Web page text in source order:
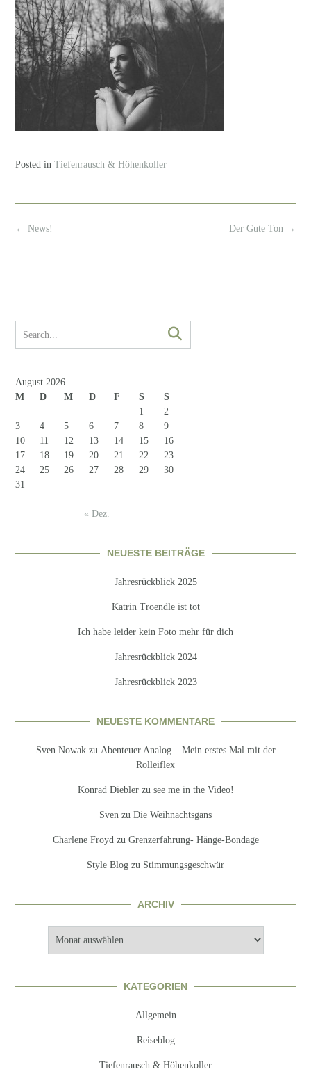
Posted in Tiefenrausch & Höhenkoller
Post
Der Gute Ton →
← News!
August 2026
M
D M D F S
S
1
2
3
4 5 6 7 8
9
10
11 12 13 14 15
16
17
18 19 20 21 22
23
24
25 26 27 28 29
30
31
« Dez.
NEUESTE BEITRÄGE
Jahresrückblick 2025
Katrin Troendle ist tot
Ich habe leider kein Foto mehr für dich
Jahresrückblick 2024
Jahresrückblick 2023
NEUESTE KOMMENTARE
Sven Nowakzu Abenteuer Analog – Mein erstes Mal mit der
Rolleiflex
Konrad Dieblerzu see me in the Video!
Sven zu Die Weihnachtsgans
Charlene Froydzu Grenzerfahrung- Hänge-Bondage
Style Blog zu Stimmungsgeschwür
ARCHIV
KATEGORIEN
Allgemein
Reiseblog
Tiefenrausch & Höhenkoller